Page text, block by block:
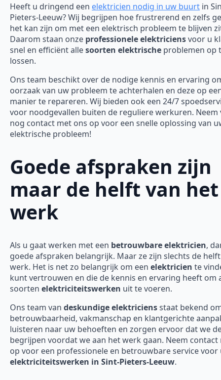
Heeft u dringend een elektricien nodig in uw buurt in
Pieters-Leeuw? Wij begrijpen hoe frustrerend en zelfs
het kan zijn om met een elektrisch probleem te blijven
Daarom staan onze professionele elektriciensvoor u
snel en efficiënt allesoorten elektrische problemen op
lossen.
Ons team beschikt over de nodige kennis en ervaring
oorzaak van uw probleem te achterhalen en deze op
manier te repareren. Wij bieden ook een 24/7
voor noodgevallen buiten de reguliere werkuren. Neem
nog contact met ons op voor een snelle oplossing van
elektrische probleem!
Goede afspraken zijn
maar de helft van het
werk
Als u gaat werken met een betrouwbare elektricien,
goede afspraken belangrijk. Maar ze zijn slechts de
werk. Het is net zo belangrijk om een elektricien te
kunt vertrouwen en die de kennis en ervaring heeft om
soorten elektriciteitswerken uit te voeren.
Ons team van deskundige elektriciensstaat bekend
betrouwbaarheid, vakmanschap en klantgerichte
luisteren naar uw behoeften en zorgen ervoor dat we
begrijpen voordat we aan het werk gaan. Neem contact
op voor een professionele en betrouwbare service voor
elektriciteitswerken in Sint-Pieters-Leeuw.